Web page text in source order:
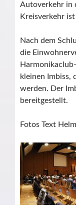
Autoverkehr in
Kreisverkehr
Nach dem
die
kleinen
werden. Der
bereitgestellt.
Fotos Text